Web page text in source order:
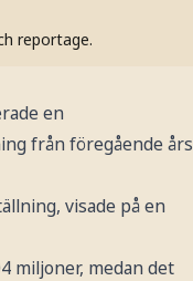
reportage.
en
från föregående års
visade på en
miljoner, medan det